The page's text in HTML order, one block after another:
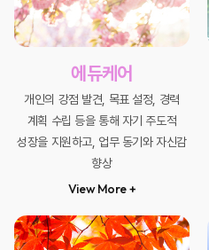
에듀케어
개인의 강점 발견, 목표 설정, 경력
계획 수립 등을 통해 자기 주도적
성장을 지원하고, 업무 동기와 자신감
향상
View More +